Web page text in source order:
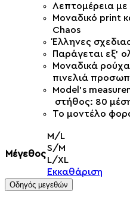
Λεπτομέρεια
Μοναδικό print
Chaos
Έλληνες
Παράγεται εξ’
Μοναδικά
πινελιά
Model’s
στήθος: 80
Το μοντέλο
Μέγεθος
M/L
S/M
L/XL
Εκκαθάριση
Οδηγός μεγεθών